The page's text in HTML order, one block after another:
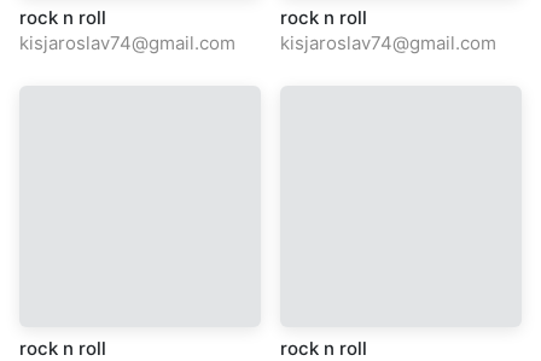
rock n roll
kisjaroslav74@gmail.com
rock n roll
kisjaroslav74@gmail.com
rock n roll
rock n roll